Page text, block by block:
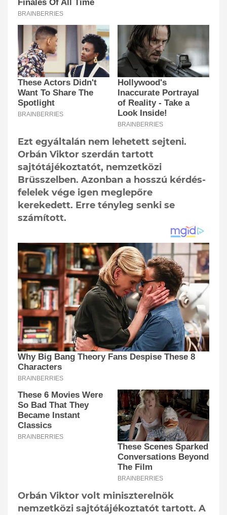
Ezt egyáltalán nem lehetett sejteni.
Orbán Viktor szerdán tartott
sajtótájékoztatót, nemzetközi
Brüsszelben. Azonban a hosszú kérdés-
felelek vége igen meglepőre
kerekedett. Erre tényleg senki se
számított.
Orbán Viktor volt miniszterelnök
nemzetközi sajtótájékoztatót tartott. A